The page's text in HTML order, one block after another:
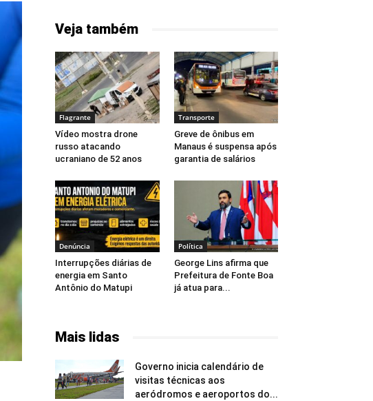
Veja também
Flagrante
Vídeo mostra drone
russo atacando
ucraniano de 52 anos
Transporte
Greve de ônibus em
Manaus é suspensa após
garantia de salários
Denúncia
Interrupções diárias de
energia em Santo
Antônio do Matupi
Política
George Lins afirma que
Prefeitura de Fonte Boa
já atua para...
Mais lidas
Governo inicia calendário de
visitas técnicas aos
aeródromos e aeroportos do...